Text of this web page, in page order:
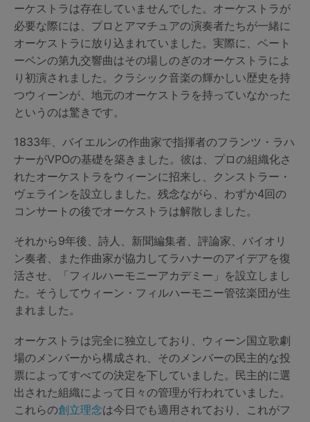
ーケストラは存在していませんでした。オーケストラが
必要な際には、プロとアマチュアの演奏者たちが一緒に
オーケストラに放り込まれていました。実際に、ベート
ーベンの第九交響曲はその場しのぎのオーケストラによ
り初演されました。クラシック音楽の輝かしい歴史を持
つウィーンが、地元のオーケストラを持っていなかった
というのは驚きです。
1833年、バイエルンの作曲家で指揮者のフランツ・ラハ
ナーがVPOの基礎を築きました。彼は、プロの組織化さ
れたオーケストラをウィーンに招来し、クンストラー・
ヴェラインを設立しました。残念ながら、わずか4回の
コンサートの後でオーケストラは解散しました。
それから9年後、詩人、新聞編集者、評論家、バイオリ
ン奏者、また作曲家が協力してラハナーのアイデアを復
活させ、「フィルハーモニーアカデミー」を設立しまし
た。そうしてウィーン・フィルハーモニー管弦楽団が生
まれました。
オーケストラは完全に独立しており、ウィーン国立歌劇
場のメンバーから構成され、そのメンバーの民主的な投
票によってすべての決定を下していました。民主的に選
出された組織によって日々の管理が行われていました。
これらの創立理念は今日でも適用されており、これがフ